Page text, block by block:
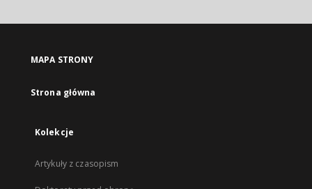
MAPA STRONY
Strona główna
Kolekcje
Artykuły z czasopism